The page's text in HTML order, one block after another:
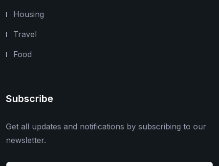
Housing
Travel
Food
Subscribe
Get all updates and notifications by subscribing to our
newsletter.